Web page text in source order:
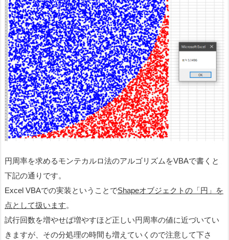
円周率を求めるモンテカルロ法のアルゴリズムをVBAで書くと
下記の通りです。
Excel VBAでの実装ということでShapeオブジェクトの「円」を
点として扱います。
試行回数を増やせば増やすほど正しい円周率の値に近づいてい
きますが、その分処理の時間も増えていくので注意して下さ